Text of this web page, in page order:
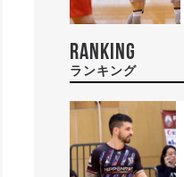
RANKING
ランキング